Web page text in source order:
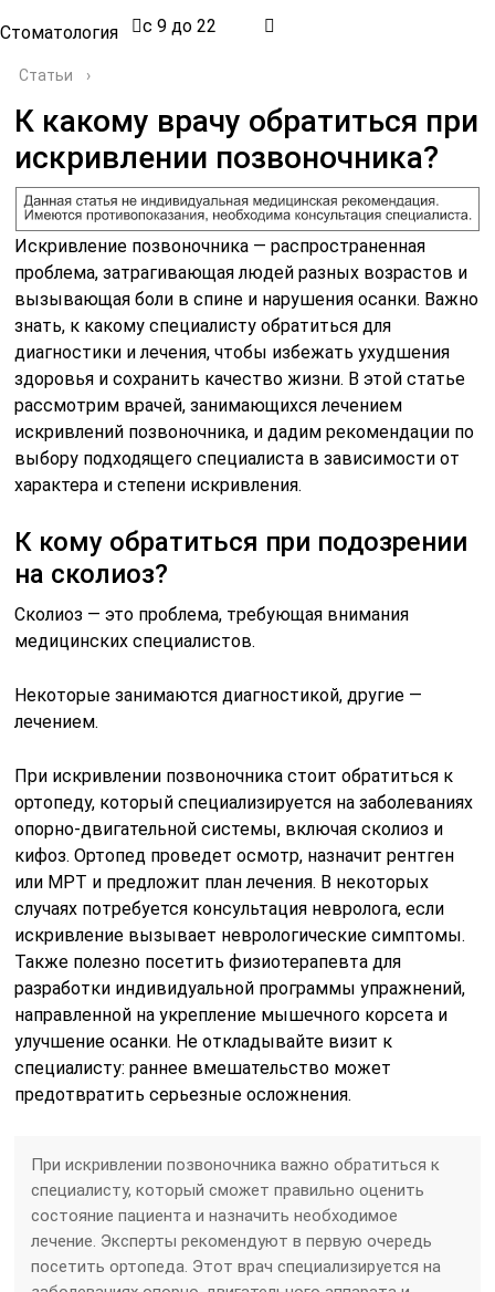
Стоматология с 9 до 22
Статьи ›
К какому врачу обратиться при
искривлении позвоночника?
Искривление позвоночника — распространенная
проблема, затрагивающая людей разных возрастов и
вызывающая боли в спине и нарушения осанки. Важно
знать, к какому специалисту обратиться для
диагностики и лечения, чтобы избежать ухудшения
здоровья и сохранить качество жизни. В этой статье
рассмотрим врачей, занимающихся лечением
искривлений позвоночника, и дадим рекомендации по
выбору подходящего специалиста в зависимости от
характера и степени искривления.
К кому обратиться при подозрении
на сколиоз?
Сколиоз — это проблема, требующая внимания
медицинских специалистов.
Некоторые занимаются диагностикой, другие —
лечением.
При искривлении позвоночника стоит обратиться к
ортопеду, который специализируется на заболеваниях
опорно-двигательной системы, включая сколиоз и
кифоз. Ортопед проведет осмотр, назначит рентген
или МРТ и предложит план лечения. В некоторых
случаях потребуется консультация невролога, если
искривление вызывает неврологические симптомы.
Также полезно посетить физиотерапевта для
разработки индивидуальной программы упражнений,
направленной на укрепление мышечного корсета и
улучшение осанки. Не откладывайте визит к
специалисту: раннее вмешательство может
предотвратить серьезные осложнения.
При искривлении позвоночника важно обратиться к
специалисту, который сможет правильно оценить
состояние пациента и назначить необходимое
лечение. Эксперты рекомендуют в первую очередь
посетить ортопеда. Этот врач специализируется на